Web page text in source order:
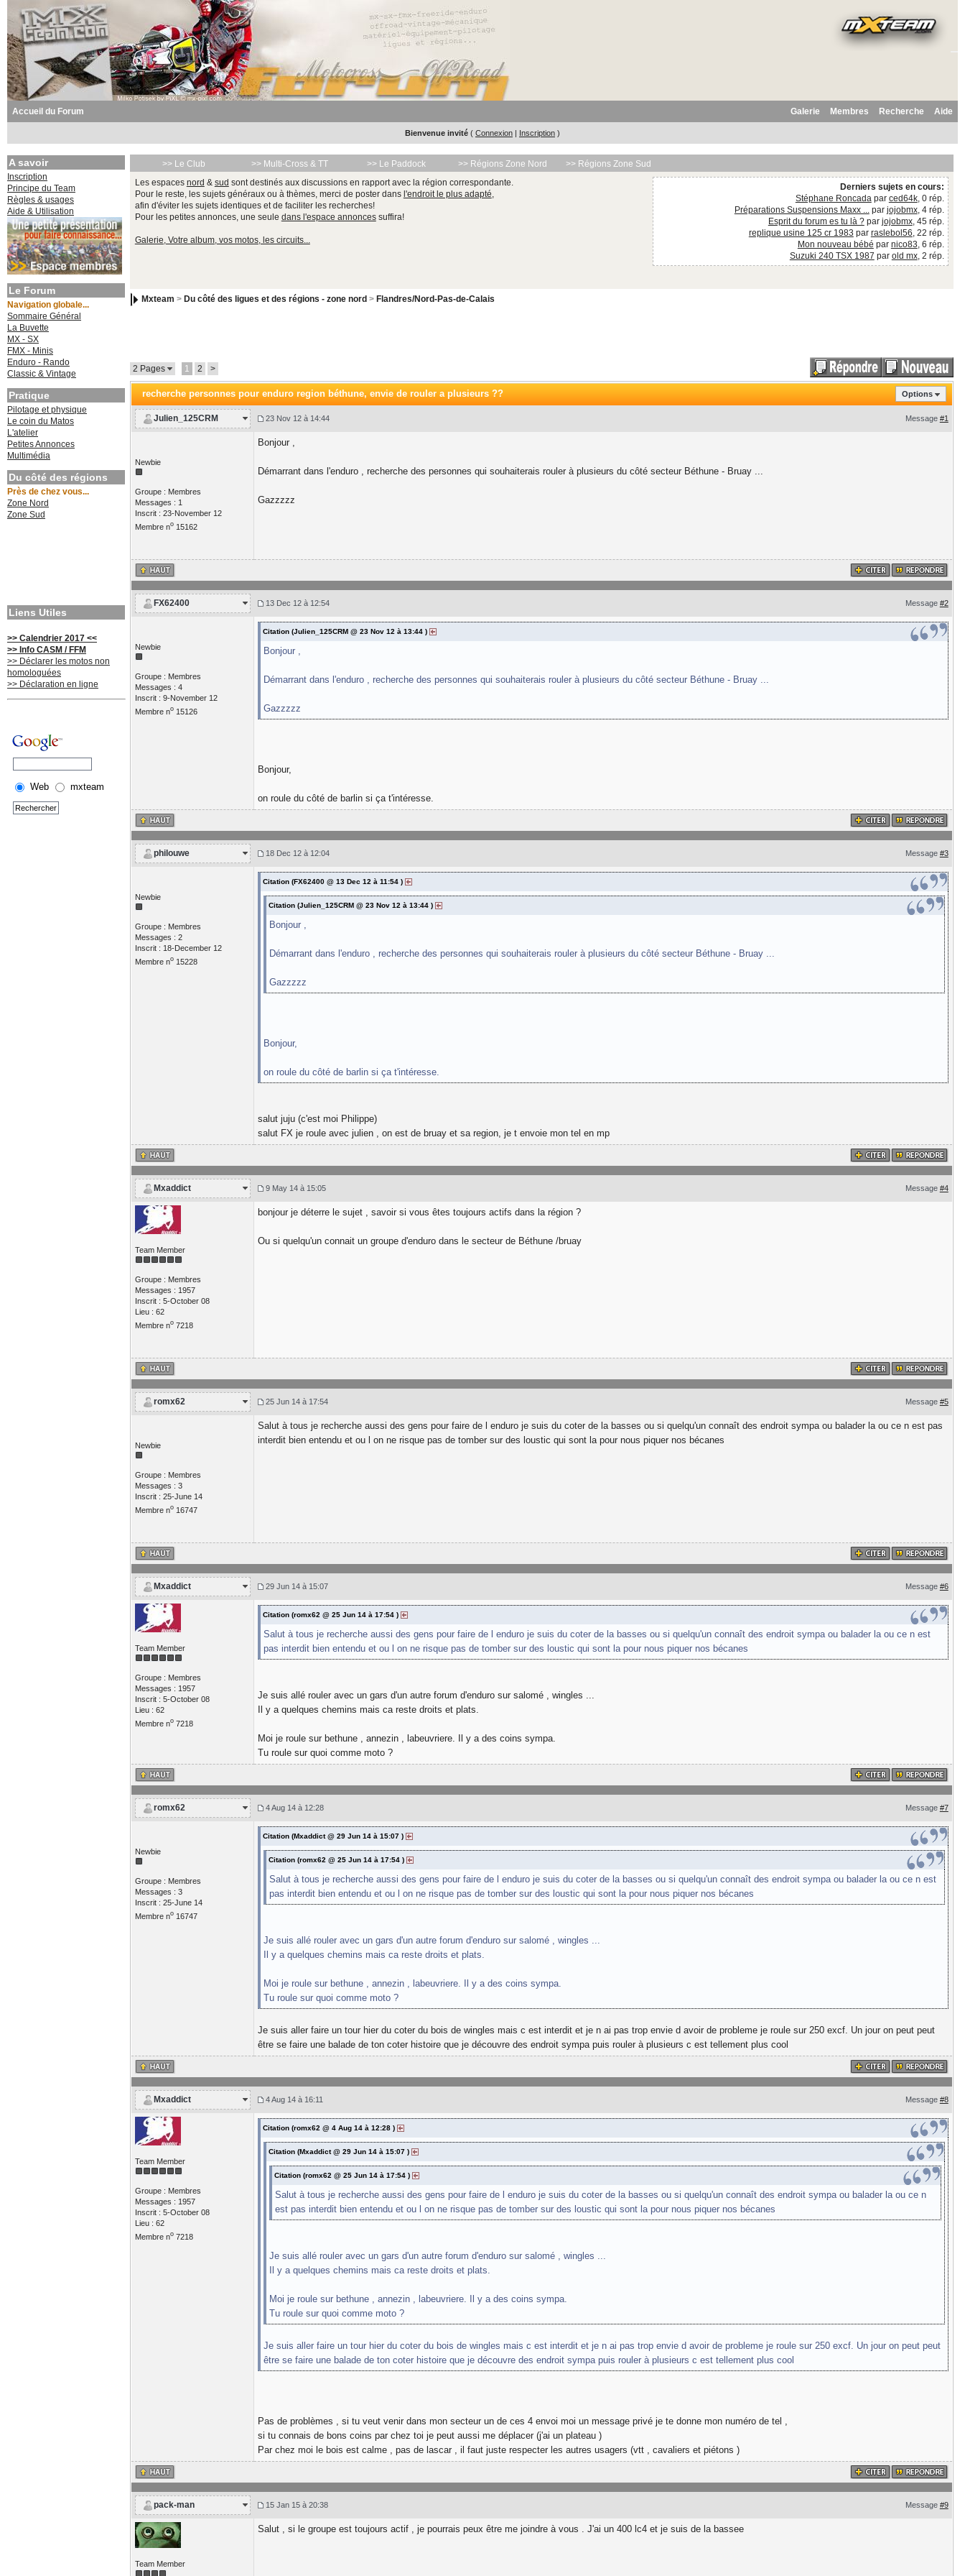
Accueil du Forum Aide
Recherche
Membres
Galerie
Bienvenue invité ( Connexion | Inscription )
A savoir
Inscription
Principe du Team
Règles & usages
Aide & Utilisation
Le Forum
Navigation globale...
Sommaire Général
La Buvette
MX - SX
FMX - Minis
Enduro - Rando
Classic & Vintage
Pratique
Pilotage et physique
Le coin du Matos
L'atelier
Petites Annonces
Multimédia
Du côté des régions
Près de chez vous...
Zone Nord
Zone Sud
Liens Utiles
>> Calendrier 2017 <<
>> Info CASM / FFM
>> Déclarer les motos non
homologuées
>> Déclaration en ligne
Web mxteam
>> Le Club >> Multi-Cross & TT >> Le Paddock >> Régions Zone Nord
>> Régions Zone Sud
Les espaces nord & sud sont destinés aux discussions en rapport avec la région correspondante.
Pour le reste, les sujets généraux ou à thèmes, merci de poster dans l'endroit le plus adapté,
afin d'éviter les sujets identiques et de faciliter les recherches!
Pour les petites annonces, une seule dans l'espace annoncessuffira!
Galerie, Votre album, vos motos, les circuits...
Derniers sujets en cours:
Stéphane Roncadapar ced64k, 0 rép.
Préparations Suspensions Maxx ...par jojobmx, 4 rép.
Esprit du forum es tu là ?par jojobmx, 45 rép.
replique usine 125 cr 1983 par raslebol56, 22 rép.
Mon nouveau bébé par nico83, 6 rép.
Suzuki 240 TSX 1987 par old mx, 2 rép.
Mxteam > Du côté des ligues et des régions - zone nord > Flandres/Nord-Pas-de-Calais
2 Pages 1 2 >
recherche personnes pour enduro region béthune, envie de rouler a plusieurs ?? Options
Julien_125CRM 23 Nov 12 à 14:44 Message #1
Newbie
Groupe : Membres
Messages : 1
Inscrit : 23-November 12
Membre no15162
Bonjour ,
Démarrant dans l'enduro , recherche des personnes qui souhaiterais rouler à plusieurs du côté secteur Béthune - Bruay ...
Gazzzzz
FX62400 13 Dec 12 à 12:54 Message #2
Newbie
Groupe : Membres
Messages : 4
Inscrit : 9-November 12
Membre no15126
Citation (Julien_125CRM @ 23 Nov 12 à 13:44 )
Bonjour ,
Démarrant dans l'enduro , recherche des personnes qui souhaiterais rouler à plusieurs du côté secteur Béthune - Bruay ...
Gazzzzz
Bonjour,
on roule du côté de barlin si ça t'intéresse.
philouwe 18 Dec 12 à 12:04 Message #3
Newbie
Groupe : Membres
Messages : 2
Inscrit : 18-December 12
Membre no15228
Citation (FX62400 @ 13 Dec 12 à 11:54 )
Citation (Julien_125CRM @ 23 Nov 12 à 13:44 )
Bonjour ,
Démarrant dans l'enduro , recherche des personnes qui souhaiterais rouler à plusieurs du côté secteur Béthune - Bruay ...
Gazzzzz
Bonjour,
on roule du côté de barlin si ça t'intéresse.
salut juju (c'est moi Philippe)
salut FX je roule avec julien , on est de bruay et sa region, je t envoie mon tel en mp
Mxaddict 9 May 14 à 15:05 Message #4
Team Member
Groupe : Membres
Messages : 1957
Inscrit : 5-October 08
Lieu : 62
Membre no7218
bonjour je déterre le sujet , savoir si vous êtes toujours actifs dans la région ?
Ou si quelqu'un connait un groupe d'enduro dans le secteur de Béthune /bruay
romx62 25 Jun 14 à 17:54 Message #5
Newbie
Groupe : Membres
Messages : 3
Inscrit : 25-June 14
Membre no16747
Salut à tous je recherche aussi des gens pour faire de l enduro je suis du coter de la basses ou si quelqu'un connaît des endroit sympa ou balader la ou ce n est pas
interdit bien entendu et ou l on ne risque pas de tomber sur des loustic qui sont la pour nous piquer nos bécanes
Mxaddict 29 Jun 14 à 15:07 Message #6
Team Member
Groupe : Membres
Messages : 1957
Inscrit : 5-October 08
Lieu : 62
Membre no7218
Citation (romx62 @ 25 Jun 14 à 17:54 )
Salut à tous je recherche aussi des gens pour faire de l enduro je suis du coter de la basses ou si quelqu'un connaît des endroit sympa ou balader la ou ce n est
pas interdit bien entendu et ou l on ne risque pas de tomber sur des loustic qui sont la pour nous piquer nos bécanes
Je suis allé rouler avec un gars d'un autre forum d'enduro sur salomé , wingles ...
Il y a quelques chemins mais ca reste droits et plats.
Moi je roule sur bethune , annezin , labeuvriere. Il y a des coins sympa.
Tu roule sur quoi comme moto ?
romx62 4 Aug 14 à 12:28 Message #7
Newbie
Groupe : Membres
Messages : 3
Inscrit : 25-June 14
Membre no16747
Citation (Mxaddict @ 29 Jun 14 à 15:07 )
Citation (romx62 @ 25 Jun 14 à 17:54 )
Salut à tous je recherche aussi des gens pour faire de l enduro je suis du coter de la basses ou si quelqu'un connaît des endroit sympa ou balader la ou ce n est
pas interdit bien entendu et ou l on ne risque pas de tomber sur des loustic qui sont la pour nous piquer nos bécanes
Je suis allé rouler avec un gars d'un autre forum d'enduro sur salomé , wingles ...
Il y a quelques chemins mais ca reste droits et plats.
Moi je roule sur bethune , annezin , labeuvriere. Il y a des coins sympa.
Tu roule sur quoi comme moto ?
Je suis aller faire un tour hier du coter du bois de wingles mais c est interdit et je n ai pas trop envie d avoir de probleme je roule sur 250 excf. Un jour on peut peut
être se faire une balade de ton coter histoire que je découvre des endroit sympa puis rouler à plusieurs c est tellement plus cool
Mxaddict 4 Aug 14 à 16:11 Message #8
Team Member
Groupe : Membres
Messages : 1957
Inscrit : 5-October 08
Lieu : 62
Membre no7218
Citation (romx62 @ 4 Aug 14 à 12:28 )
Citation (Mxaddict @ 29 Jun 14 à 15:07 )
Citation (romx62 @ 25 Jun 14 à 17:54 )
Salut à tous je recherche aussi des gens pour faire de l enduro je suis du coter de la basses ou si quelqu'un connaît des endroit sympa ou balader la ou ce n
est pas interdit bien entendu et ou l on ne risque pas de tomber sur des loustic qui sont la pour nous piquer nos bécanes
Je suis allé rouler avec un gars d'un autre forum d'enduro sur salomé , wingles ...
Il y a quelques chemins mais ca reste droits et plats.
Moi je roule sur bethune , annezin , labeuvriere. Il y a des coins sympa.
Tu roule sur quoi comme moto ?
Je suis aller faire un tour hier du coter du bois de wingles mais c est interdit et je n ai pas trop envie d avoir de probleme je roule sur 250 excf. Un jour on peut peut
être se faire une balade de ton coter histoire que je découvre des endroit sympa puis rouler à plusieurs c est tellement plus cool
Pas de problèmes , si tu veut venir dans mon secteur un de ces 4 envoi moi un message privé je te donne mon numéro de tel ,
si tu connais de bons coins par chez toi je peut aussi me déplacer (j'ai un plateau )
Par chez moi le bois est calme , pas de lascar , il faut juste respecter les autres usagers (vtt , cavaliers et piétons )
pack-man 15 Jan 15 à 20:38 Message #9
Team Member
Salut , si le groupe est toujours actif , je pourrais peux être me joindre à vous . J'ai un 400 lc4 et je suis de la bassee